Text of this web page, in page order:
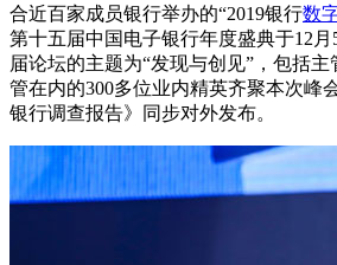
合近百家成员银行举办的“2019银行数
第十五届中国电子银行年度盛典于12
届论坛的主题为“发现与创见”，包括
管在内的300多位业内精英齐聚本次峰
银行调查报告》同步对外发布。